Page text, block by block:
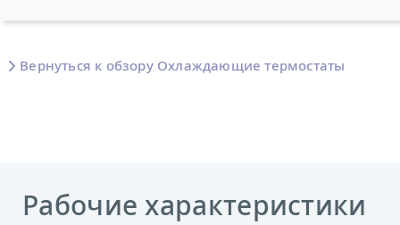
Вернуться к обзору Охлаждающие термостаты
Рабочие характеристики